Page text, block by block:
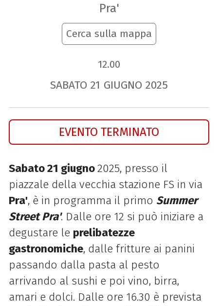
Pra'
Cerca sulla mappa
12.00
SABATO 21 GIUGNO 2025
EVENTO TERMINATO
Sabato 21 giugno2025, presso il
piazzale della vecchia stazione FS in via
Pra', è in programma il primo Summer
Street Pra'. Dalle ore 12 si può iniziare a
degustare le prelibatezze
gastronomiche, dalle fritture ai panini
passando dalla pasta al pesto
arrivando al sushi e poi vino, birra,
amari e dolci. Dalle ore 16.30 è prevista